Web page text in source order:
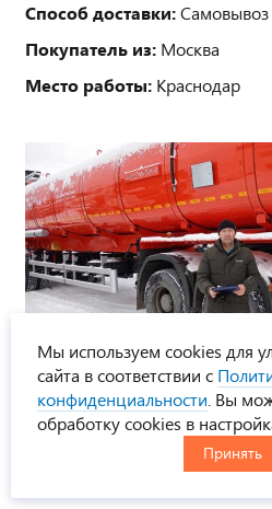
Способ доставки:Самовывоз
Покупатель из: Москва
Место работы: Краснодар
Купил полуприцеп-цистерну
УСТ 9465
Мы используем cookies для
сайта в соответствии с
конфиденциальности . Вы
обработку cookies в
Принять